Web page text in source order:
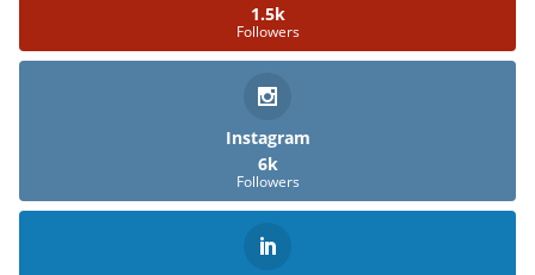
1.5k
Followers
Instagram
6k
Followers